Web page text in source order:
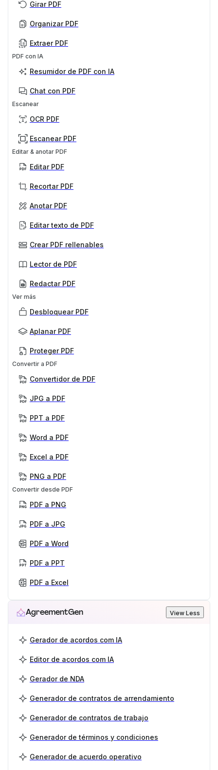
Girar PDF
Organizar PDF
Extraer PDF
PDF con IA
Resumidor de PDF con IA
Chat con PDF
Escanear
OCR PDF
Escanear PDF
Editar & anotar PDF
Editar PDF
Recortar PDF
Anotar PDF
Editar texto de PDF
Crear PDF rellenables
Lector de PDF
Redactar PDF
Ver más
Desbloquear PDF
Aplanar PDF
Proteger PDF
Convertir a PDF
Convertidor de PDF
JPG a PDF
PPT a PDF
Word a PDF
Excel a PDF
PNG a PDF
Convertir desde PDF
PDF a PNG
PDF a JPG
PDF a Word
PDF a PPT
PDF a Excel
AgreementGen View Less
Gerador de acordos com IA
Editor de acordos com IA
Gerador de NDA
Generador de contratos de arrendamiento
Generador de contratos de trabajo
Generador de términos y condiciones
Generador de acuerdo operativo